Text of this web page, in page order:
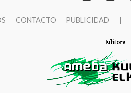
CONTACTO PUBLICIDAD |